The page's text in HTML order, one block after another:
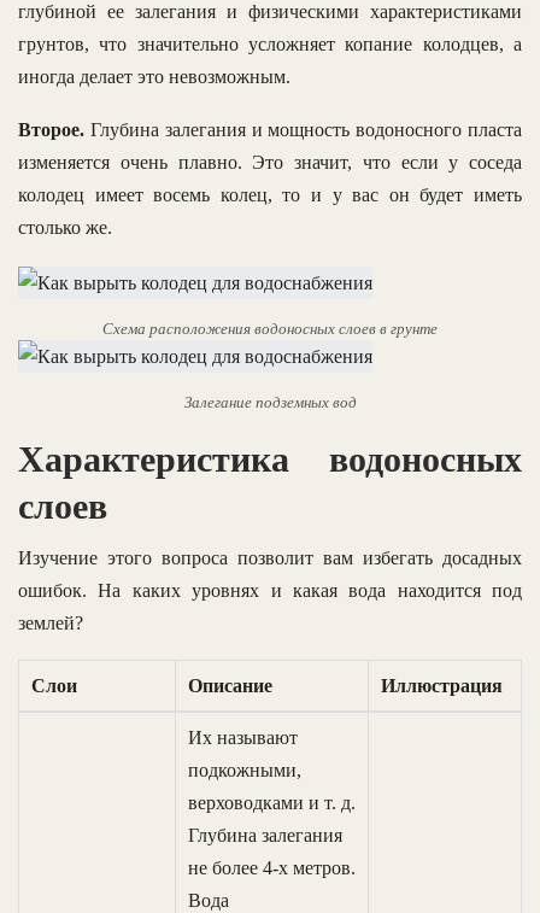
глубиной ее залегания и физическими характеристиками
грунтов, что значительно усложняет копание колодцев, а
иногда делает это невозможным.
Второе. Глубина залегания и мощность водоносного пласта
изменяется очень плавно. Это значит, что если у соседа
колодец имеет восемь колец, то и у вас он будет иметь
столько же.
Схема расположения водоносных слоев в грунте
Залегание подземных вод
Характеристика водоносных
слоев
Изучение этого вопроса позволит вам избегать досадных
ошибок. На каких уровнях и какая вода находится под
землей?
Слои Описание Иллюстрация
Их называют
подкожными,
верховодками и т. д.
Глубина залегания
не более 4-х метров.
Вода